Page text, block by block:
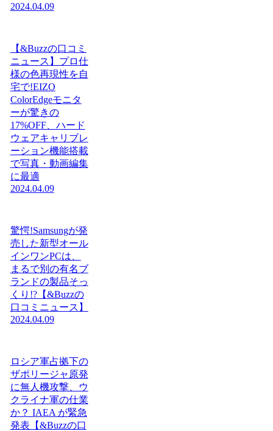
2024.04.09
【&Buzzの口コミ
ニュース】プロ仕
様の色再現性を自
宅で!EIZO
ColorEdgeモニタ
ーが驚きの
17%OFF、ハード
ウェアキャリブレ
ーション機能搭載
で写真・動画編集
に最適
2024.04.09
驚愕!Samsungが発
売した新型オール
インワンPCは、
まるで別の有名ブ
ランドの製品そっ
くり!?【&Buzzの
口コミニュース】
2024.04.09
ロシア軍占拠下の
ザポリージャ原発
に無人機攻撃、ウ
クライナ軍の仕業
か？ IAEA が緊急
発表【&Buzzの口